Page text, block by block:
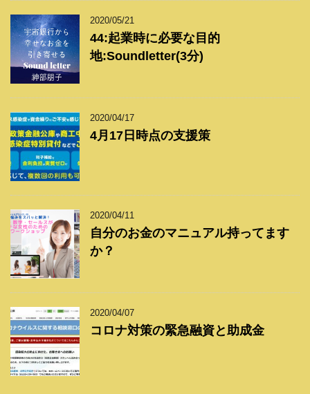
2020/05/21
44:起業時に必要な目的
地:Soundletter(3分)
2020/04/17
4月17日時点の支援策
2020/04/11
自分のお金のマニュアル持ってます
か？
2020/04/07
コロナ対策の緊急融資と助成金